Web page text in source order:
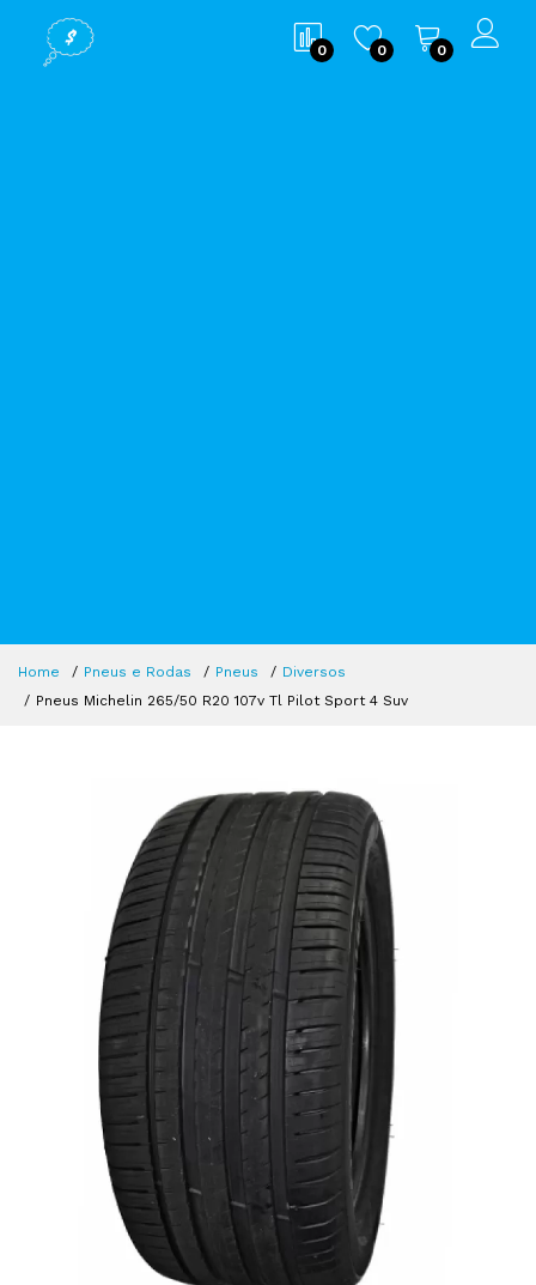
0 0 0
Home Pneus e Rodas Pneus
Diversos
Pneus Michelin 265/50 R20 107v Tl Pilot Sport 4 Suv